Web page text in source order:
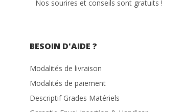
Nos sourires et conseils sont gratuits !
BESOIN D'AIDE ?
Modalités de livraison
Modalités de paiement
Descriptif Grades Matériels